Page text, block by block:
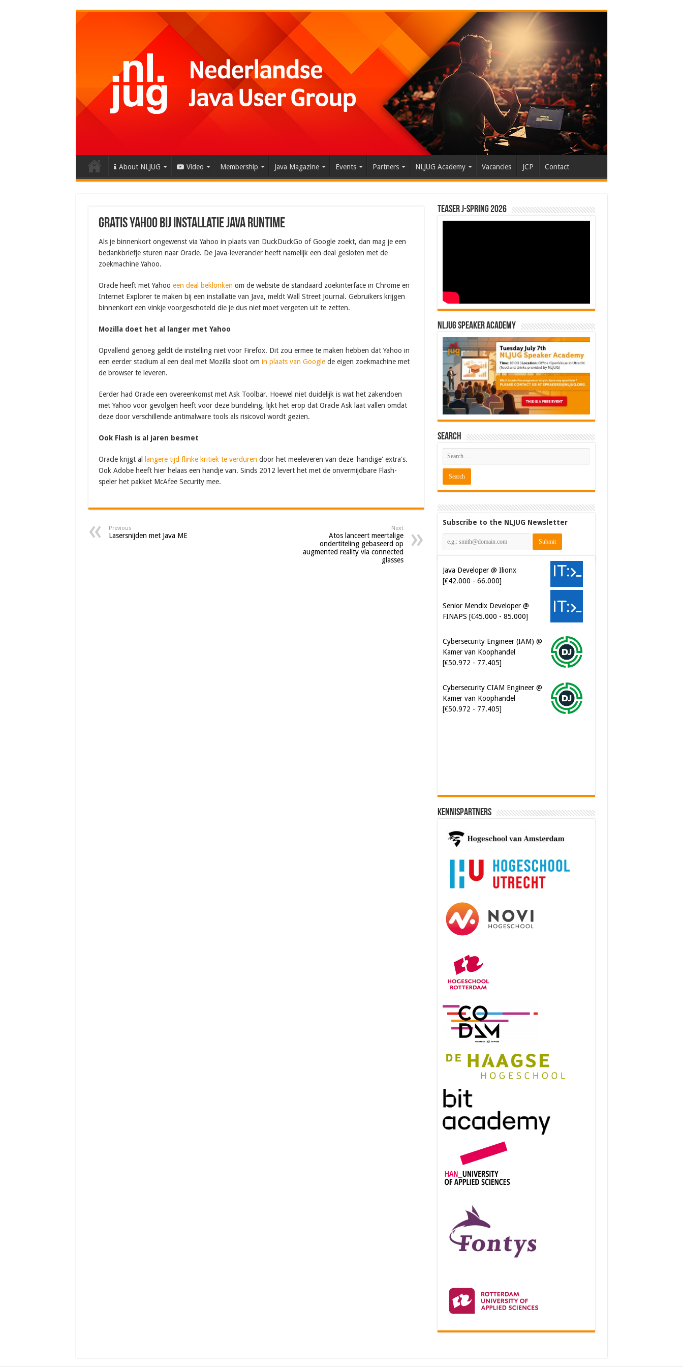
About NLJUG Video Membership Java Magazine Events Partners NLJUG Academy Vacancies JCP Contact
Gratis Yahoo bij installatie Java runtime
Als je binnenkort ongewenst via Yahoo in plaats van DuckDuckGo of Google zoekt, dan mag je een
bedankbriefje sturen naar Oracle. De Java-leverancier heeft namelijk een deal gesloten met de
zoekmachine Yahoo.
Oracle heeft met Yahoo een deal beklonken om de website de standaard zoekinterface in Chrome en
Internet Explorer te maken bij een installatie van Java, meldt Wall Street Journal. Gebruikers krijgen
binnenkort een vinkje voorgeschoteld die je dus niet moet vergeten uit te zetten.
Mozilla doet het al langer met Yahoo
Opvallend genoeg geldt de instelling niet voor Firefox. Dit zou ermee te maken hebben dat Yahoo in
een eerder stadium al een deal met Mozilla sloot om in plaats van Googlede eigen zoekmachine met
de browser te leveren.
Eerder had Oracle een overeenkomst met Ask Toolbar. Hoewel niet duidelijk is wat het zakendoen
met Yahoo voor gevolgen heeft voor deze bundeling, lijkt het erop dat Oracle Ask laat vallen omdat
deze door verschillende antimalware tools als risicovol wordt gezien.
Ook Flash is al jaren besmet
Oracle krijgt al langere tijd flinke kritiek te verduren door het meeleveren van deze 'handige' extra's.
Ook Adobe heeft hier helaas een handje van. Sinds 2012 levert het met de onvermijdbare Flash-
speler het pakket McAfee Security mee.
Previous
Lasersnijden met Java ME
Next
Atos lanceert meertalige
ondertiteling gebaseerd op
augmented reality via connected
glasses
Teaser J-Spring 2026
NLJUG Speaker Academy
Search
Subscribe to the NLJUG Newsletter
Java Developer @ Ilionx
[€42.000 - 66.000]
Senior Mendix Developer @
FINAPS [€45.000 - 85.000]
Cybersecurity Engineer (IAM) @
Kamer van Koophandel
[€50.972 - 77.405]
Cybersecurity CIAM Engineer @
Kamer van Koophandel
[€50.972 - 77.405]
Kennispartners